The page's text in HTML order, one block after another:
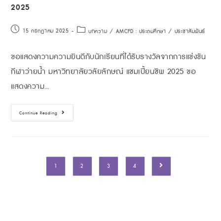
2025
15 กรกฎาคม 2025 บทความ / AMCPD : ประถมศึกษา / ประชาสัมพันธ์
ขอแสดงความความยินดีกับนักเรียนที่ได้รับรางวัลจากการแข่งขัน
กีฬาว่ายน้ำ มหาวิทยาลัยวลัยลักษณ์ แชมเปี้ยนชิพ 2025 ขอ
แสดงความ…
Continue Reading
1 2 3 4